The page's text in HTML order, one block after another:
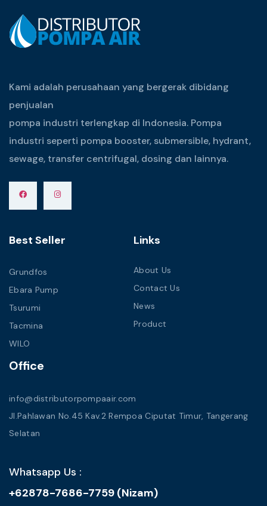
Kami adalah perusahaan yang bergerak dibidang
penjualan
pompa industri terlengkap di Indonesia. Pompa
industri seperti pompa booster, submersible, hydrant,
sewage, transfer centrifugal, dosing dan lainnya.
Best Seller
Grundfos
Ebara Pump
Tsurumi
Tacmina
WILO
Links
About Us
Contact Us
News
Product
Office
info@distributorpompaair.com
Jl.Pahlawan No.45 Kav.2 Rempoa Ciputat Timur, Tangerang
Selatan
Whatsapp Us :
+62878-7686-7759 (Nizam)